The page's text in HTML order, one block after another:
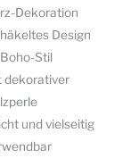
Dekoration
Design
Stil
dekorativer
und vielseitig